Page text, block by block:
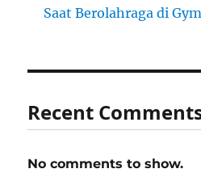
Saat Berolahraga di
Recent
No comments to show.